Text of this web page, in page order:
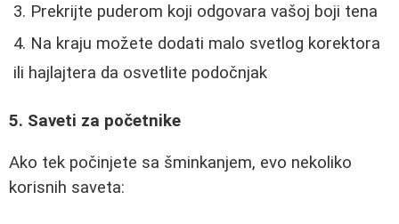
Prekrijte puderom koji odgovara vašoj boji tena
Na kraju možete dodati malo svetlog korektora
ili hajlajtera da osvetlite podočnjak
5. Saveti za početnike
Ako tek počinjete sa šminkanjem, evo nekoliko
korisnih saveta: